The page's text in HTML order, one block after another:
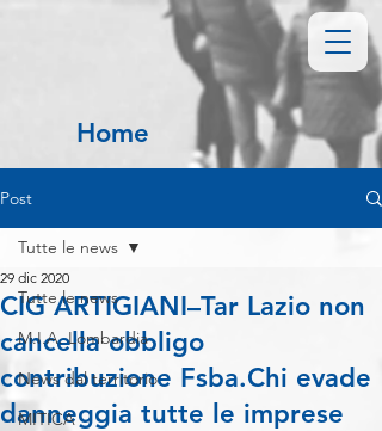
Home
Post
Tutte le news
M.I.A. Lombardia
News dal territorio
MITICA
Tutte le news
CIG ARTIGIANI–Tar Lazio non
cancella obbligo
contribuzione Fsba.Chi evade
danneggia tutte le imprese
29 dic 2020